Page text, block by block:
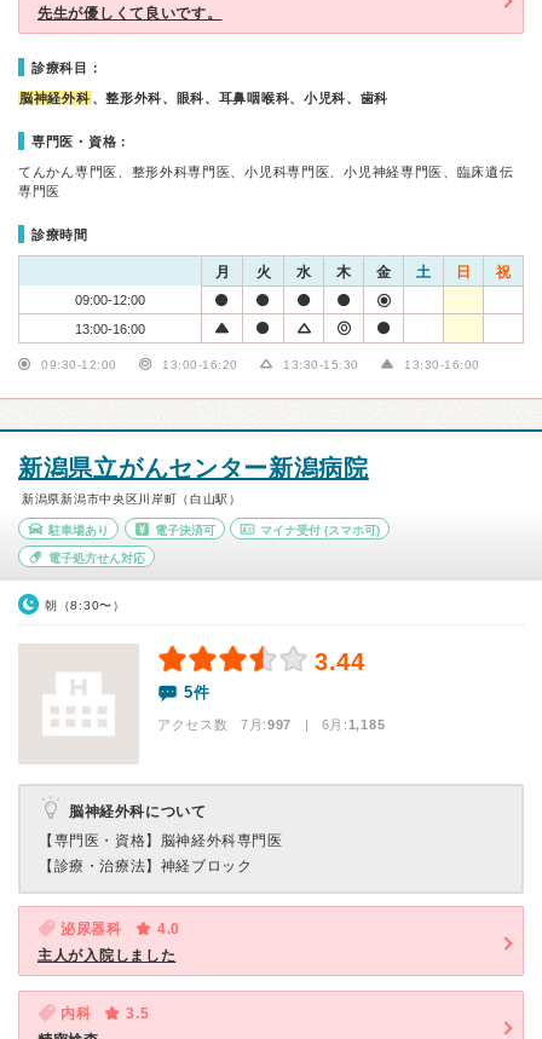
先生が優しくて良いです。
診療科目：
脳神経外科 、整形外科、眼科、耳鼻咽喉科、小児科、歯科
専門医・資格：
てんかん専門医、整形外科専門医、小児科専門医、小児神経専門医、臨床遺伝
専門医
診療時間
月 火 水 木 金 土 日 祝
09:00-12:00
13:00-16:00
09:30-12:00 13:00-16:20 13:30-15:30 13:30-16:00
新潟県立がんセンター新潟病院
新潟県新潟市中央区川岸町（白山駅）
駐車場あり 電子決済可 マイナ受付 (スマホ可)
電子処方せん対応
朝（8:30〜）
3.44
5件
アクセス数 7月:997 | 6月:1,185
脳神経外科について
【専門医・資格】 脳神経外科専門医
【診療・治療法】 神経ブロック
泌尿器科
4.0
主人が入院しました
内科
3.5